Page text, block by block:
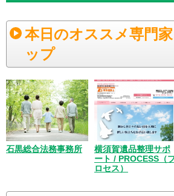
本日のオススメ専門
ップ
石黒総合法務事務所
横須賀遺品整理サポ
ート / PROCESS（
ロセス）